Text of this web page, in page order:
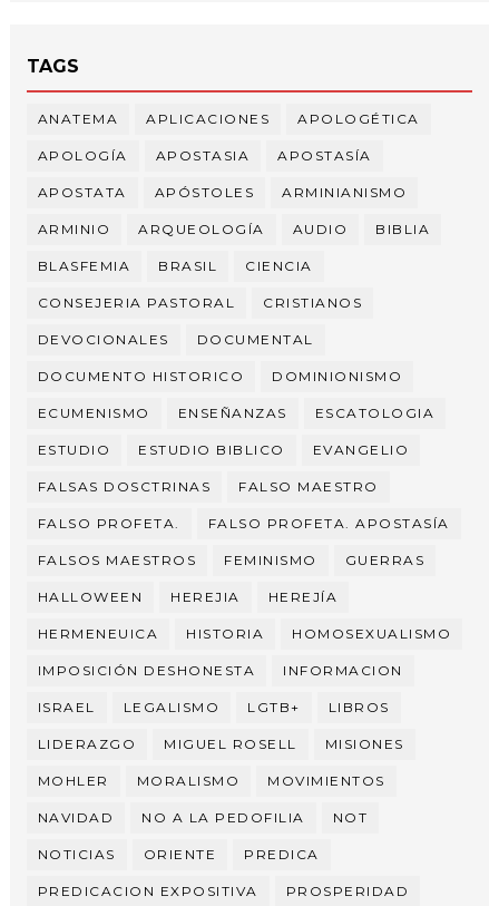
TAGS
ANATEMA APLICACIONES APOLOGÉTICA
APOLOGÍA APOSTASIA APOSTASÍA
APOSTATA APÓSTOLES ARMINIANISMO
ARMINIO ARQUEOLOGÍA AUDIO BIBLIA
BLASFEMIA BRASIL CIENCIA
CONSEJERIA PASTORAL CRISTIANOS
DEVOCIONALES DOCUMENTAL
DOCUMENTO HISTORICO DOMINIONISMO
ECUMENISMO ENSEÑANZAS ESCATOLOGIA
ESTUDIO ESTUDIO BIBLICO EVANGELIO
FALSAS DOSCTRINAS FALSO MAESTRO
FALSO PROFETA. FALSO PROFETA. APOSTASÍA
FALSOS MAESTROS FEMINISMO GUERRAS
HALLOWEEN HEREJIA HEREJÍA
HERMENEUICA HISTORIA HOMOSEXUALISMO
IMPOSICIÓN DESHONESTA INFORMACION
ISRAEL LEGALISMO LGTB+ LIBROS
LIDERAZGO MIGUEL ROSELL MISIONES
MOHLER MORALISMO MOVIMIENTOS
NAVIDAD NO A LA PEDOFILIA NOT
NOTICIAS ORIENTE PREDICA
PREDICACION EXPOSITIVA PROSPERIDAD